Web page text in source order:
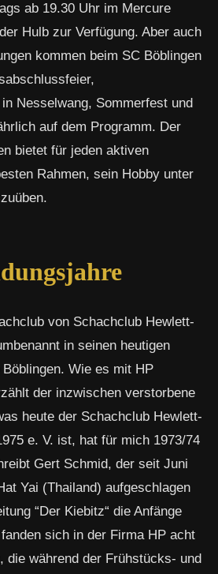
ab 19.30 Uhr im Mercure
Hulb zur Verfügung. Aber auch
kommen beim SC Böblingen
Nesselwang, Sommerfest und
auf dem Programm. Der
bietet für jeden aktiven
Rahmen, sein Hobby unter
von Schachclub Hewlett-
in seinen heutigen
Wie es mit HP
der inzwischen verstorbene
heute der Schachclub Hewlett-
e. V. ist, hat für mich 1973/74
Gert Schmid, der seit Juni
Yai (Thailand) aufgeschlagen
“Der Kiebitz“ die Anfänge
sich in der Firma HP acht
die während der Frühstücks- und